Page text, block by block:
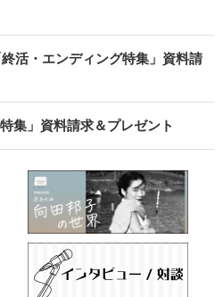
活・エンディング特集」資料請
集」資料請求＆プレゼント